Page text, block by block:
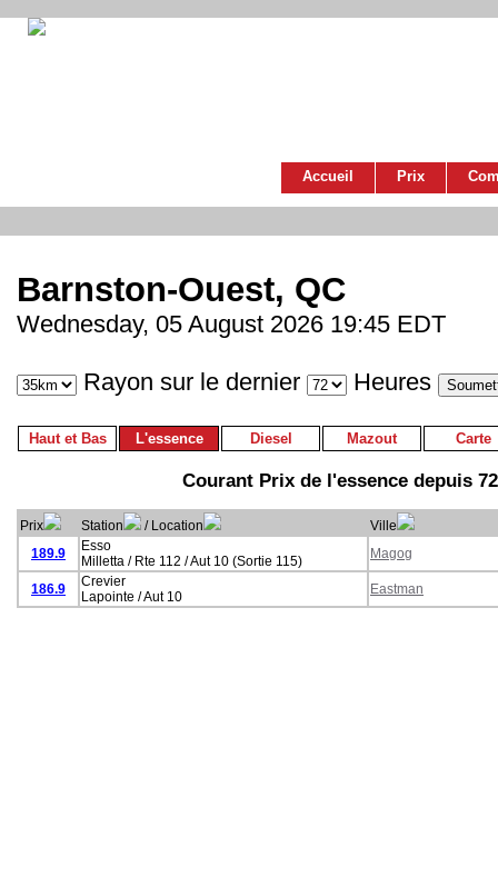
Accueil Prix
Barnston-Ouest, QC
Wednesday, 05 August 2026 19:45 EDT
Rayon sur le dernier Heures
Haut et Bas L'essence Diesel Mazout Carte
Courant Prix de l'essence depuis
Prix Station / Location
Ville
189.9
Esso
Milletta / Rte 112 / Aut 10 (Sortie 115)
Magog
186.9
Crevier
Lapointe / Aut 10
Eastman